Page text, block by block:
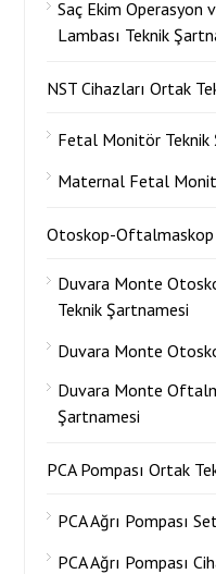
Saç Ekim Operasyon
Lambası Teknik
NST Cihazları Ortak
Fetal Monitör Teknik
Maternal Fetal
Otoskop-Oftalmaskop
Duvara Monte
Teknik Şartnamesi
Duvara Monte
Duvara Monte
Şartnamesi
PCA Pompası Ortak
PCA Ağrı Pompası
PCA Ağrı Pompası